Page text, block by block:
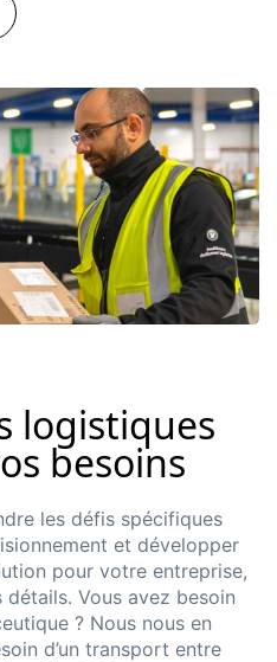
logistiques
besoins
les défis spécifiques
et développer
pour votre entreprise,
Vous avez besoin
? Nous nous en
d’un transport entre